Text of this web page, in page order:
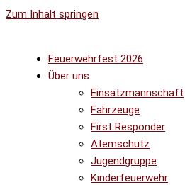
Zum Inhalt springen
Feuerwehrfest 2026
Über uns
Einsatzmannschaft
Fahrzeuge
First Responder
Atemschutz
Jugendgruppe
Kinderfeuerwehr